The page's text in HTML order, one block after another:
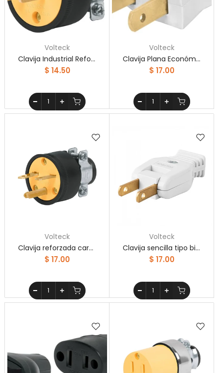
Volteck
Clavija Industrial Reforzada Sin Tierra Volteck
$ 14.50
Volteck
Clavija Plana Económica De Abs Bolsa Con 2pzs Volteck
$ 17.00
Volteck
Clavija reforzada cara de chino Volteck
$ 17.00
Volteck
Clavija sencilla tipo bisagra, Volteck
$ 17.00